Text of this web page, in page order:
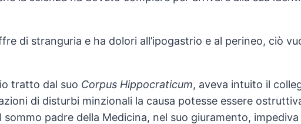
di stranguria e ha dolori all’ipogastrio e al perineo, ciò
tratto dal suo Corpus Hippocraticum, aveva intuito il
di disturbi minzionali la causa potesse essere
padre della Medicina, nel suo giuramento,